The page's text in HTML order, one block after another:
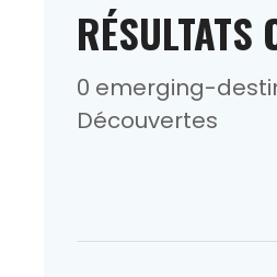
RÉSULTATS
0 emerging-
Découvertes